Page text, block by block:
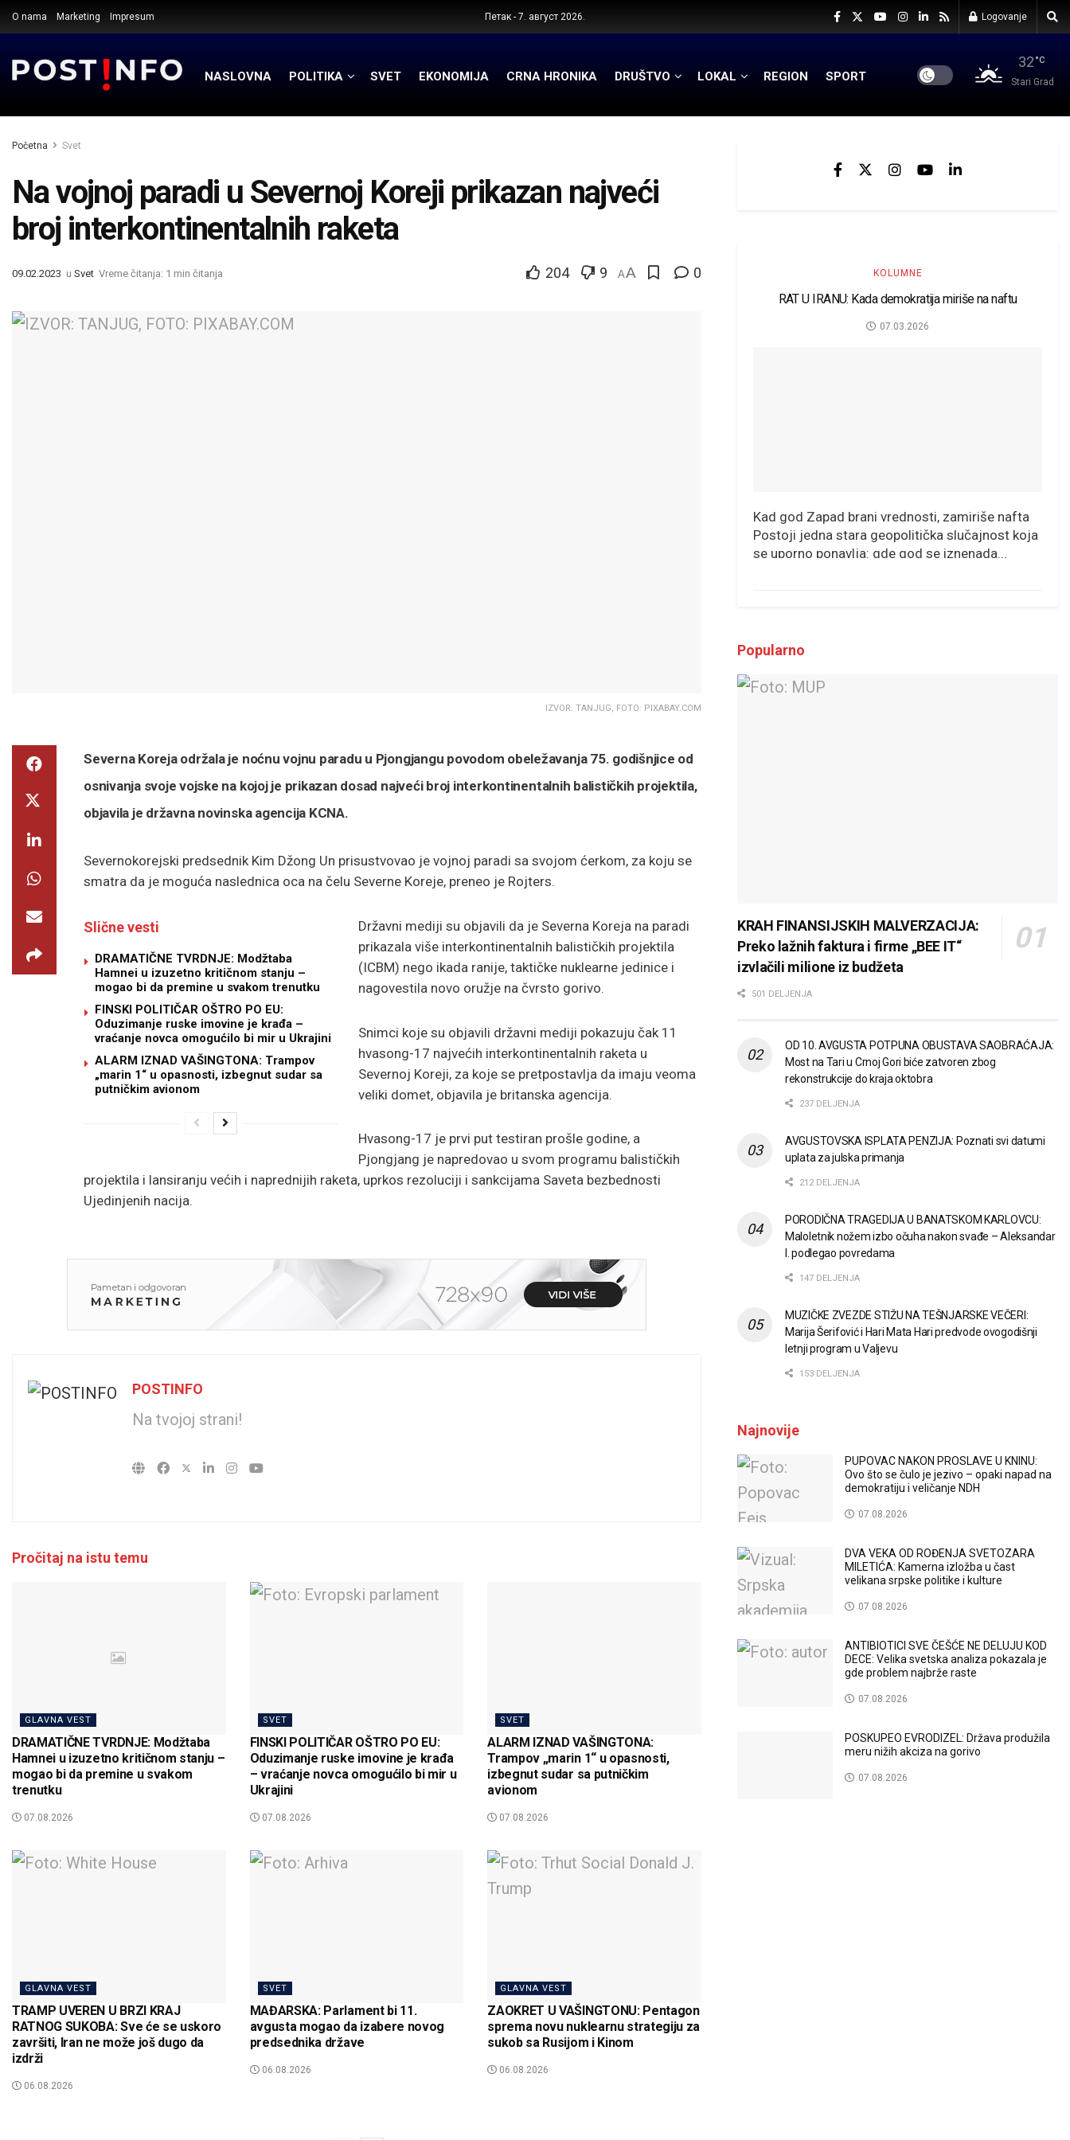
O nama Marketing Impresum Петак - 7. август 2026. Logovanje
NASLOVNA POLITIKA SVET EKONOMIJA CRNA HRONIKA DRUŠTVO LOKAL REGION SPORT
32 °C
Stari Grad
Početna Svet
Na vojnoj paradi u Severnoj Koreji prikazan najveći
broj interkontinentalnih raketa
09.02.2023 u Svet Vreme čitanja: 1 min čitanja 204 9 AA 0
IZVOR: TANJUG, FOTO: PIXABAY.COM
Severna Koreja održala je noćnu vojnu paradu u Pjongjangu povodom obeležavanja 75. godišnjice od
osnivanja svoje vojske na kojoj je prikazan dosad najveći broj interkontinentalnih balističkih projektila,
objavila je državna novinska agencija KCNA.
Severnokorejski predsednik Kim Džong Un prisustvovao je vojnoj paradi sa svojom ćerkom, za koju se
smatra da je moguća naslednica oca na čelu Severne Koreje, preneo je Rojters.
Slične vesti
DRAMATIČNE TVRDNJE: Modžtaba
Hamnei u izuzetno kritičnom stanju –
mogao bi da premine u svakom trenutku
FINSKI POLITIČAR OŠTRO PO EU:
Oduzimanje ruske imovine je krađa –
vraćanje novca omogućilo bi mir u Ukrajini
ALARM IZNAD VAŠINGTONA: Trampov
„marin 1“ u opasnosti, izbegnut sudar sa
putničkim avionom
Državni mediji su objavili da je Severna Koreja na paradi
prikazala više interkontinentalnih balističkih projektila
(ICBM) nego ikada ranije, taktičke nuklearne jedinice i
nagovestila novo oružje na čvrsto gorivo.
Snimci koje su objavili državni mediji pokazuju čak 11
hvasong-17 najvećih interkontinentalnih raketa u
Severnoj Koreji, za koje se pretpostavlja da imaju veoma
veliki domet, objavila je britanska agencija.
Hvasong-17 je prvi put testiran prošle godine, a
Pjongjang je napredovao u svom programu balističkih
projektila i lansiranju većih i naprednijih raketa, uprkos rezoluciji i sankcijama Saveta bezbednosti
Ujedinjenih nacija.
POSTINFO
Na tvojoj strani!
Pročitaj na istu temu
GLAVNA VEST
DRAMATIČNE TVRDNJE: Modžtaba
Hamnei u izuzetno kritičnom stanju –
mogao bi da premine u svakom
trenutku
07.08.2026
SVET
FINSKI POLITIČAR OŠTRO PO EU:
Oduzimanje ruske imovine je krađa
– vraćanje novca omogućilo bi mir u
Ukrajini
07.08.2026
SVET
ALARM IZNAD VAŠINGTONA:
Trampov „marin 1“ u opasnosti,
izbegnut sudar sa putničkim
avionom
07.08.2026
GLAVNA VEST
TRAMP UVEREN U BRZI KRAJ
RATNOG SUKOBA: Sve će se uskoro
završiti, Iran ne može još dugo da
izdrži
06.08.2026
SVET
MAĐARSKA: Parlament bi 11.
avgusta mogao da izabere novog
predsednika države
06.08.2026
GLAVNA VEST
ZAOKRET U VAŠINGTONU: Pentagon
sprema novu nuklearnu strategiju za
sukob sa Rusijom i Kinom
06.08.2026
KOLUMNE
RAT U IRANU: Kada demokratija miriše na naftu
07.03.2026
Kad god Zapad brani vrednosti, zamiriše nafta
Postoji jedna stara geopolitička slučajnost koja
se uporno ponavlja: gde god se iznenada...
Popularno
KRAH FINANSIJSKIH MALVERZACIJA:
Preko lažnih faktura i firme „BEE IT“
izvlačili milione iz budžeta
501 DELJENJA
OD 10. AVGUSTA POTPUNA OBUSTAVA SAOBRAĆAJA:
Most na Tari u Crnoj Gori biće zatvoren zbog
rekonstrukcije do kraja oktobra
237 DELJENJA
AVGUSTOVSKA ISPLATA PENZIJA: Poznati svi datumi
uplata za julska primanja
212 DELJENJA
PORODIČNA TRAGEDIJA U BANATSKOM KARLOVCU:
Maloletnik nožem izbo očuha nakon svađe – Aleksandar
I. podlegao povredama
147 DELJENJA
MUZIČKE ZVEZDE STIŽU NA TEŠNJARSKE VEČERI:
Marija Šerifović i Hari Mata Hari predvode ovogodišnji
letnji program u Valjevu
153 DELJENJA
Najnovije
PUPOVAC NAKON PROSLAVE U KNINU:
Ovo što se čulo je jezivo – opaki napad na
demokratiju i veličanje NDH
07.08.2026
DVA VEKA OD ROĐENJA SVETOZARA
MILETIĆA: Kamerna izložba u čast
velikana srpske politike i kulture
07.08.2026
ANTIBIOTICI SVE ČEŠĆE NE DELUJU KOD
DECE: Velika svetska analiza pokazala je
gde problem najbrže raste
07.08.2026
POSKUPEO EVRODIZEL: Država produžila
meru nižih akciza na gorivo
07.08.2026